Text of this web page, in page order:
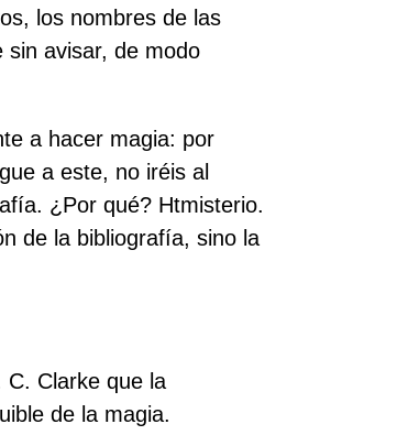
los nombres de las
sin avisar, de modo
a hacer magia: por
a este, no iréis al
¿Por qué? Htmisterio.
de la bibliografía, sino la
Clarke que la
de la magia.